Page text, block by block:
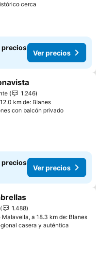
cerca
precios
Ver precios
a favoritos
1.246
km de: Blanes
con balcón privadoVer
precios
Ver precios
a favoritos
1.488
Malavella, a 18.3 km de: Blanes
casera y auténtica